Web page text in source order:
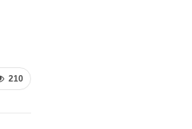
210